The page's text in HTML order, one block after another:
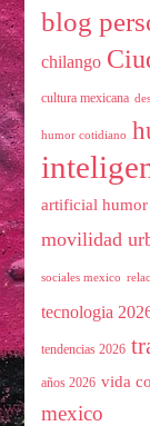
blog
chilango
cultura mexicana
humor cotidiano
artificial humor
movilidad
sociales mexico
tecnologia
tendencias 2026
años 2026 vida
mexico